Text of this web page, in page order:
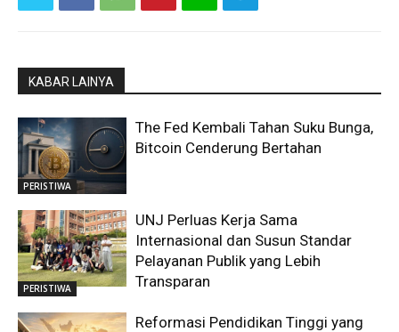
KABAR LAINYA
PERISTIWA
The Fed Kembali Tahan Suku Bunga,
Bitcoin Cenderung Bertahan
PERISTIWA
UNJ Perluas Kerja Sama
Internasional dan Susun Standar
Pelayanan Publik yang Lebih
Transparan
Reformasi Pendidikan Tinggi yang